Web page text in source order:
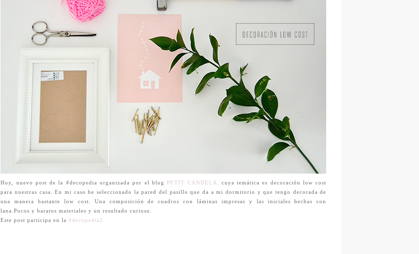
Hoy, nuevo post de la #decopedia organizada por el blog PETIT CANDELA,
cuya temática es decoración low cost
para nuestras casa. En mi caso he seleccionado la pared del pasillo que da a mi dormitorio y que tengo decorada de
una manera bastante low cost. Una composición de cuadros con láminas impresas y las iniciales hechas con
lana.Pocos y baratos materiales y un resultado curioso.
Este post participa en la#decopedia2.